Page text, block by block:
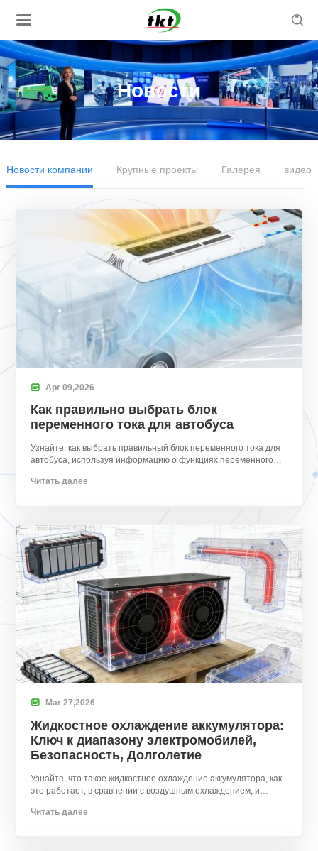

Новости
Новости компании Крупные проекты Галерея видео
 Apr 09,2026
Как правильно выбрать блок
переменного тока для автобуса
Узнайте, как выбрать правильный блок переменного тока для
автобуса, используя информацию о функциях переменного
Читать далее
 Mar 27,2026
Жидкостное охлаждение аккумулятора:
Ключ к диапазону электромобилей,
Безопасность, Долголетие
Узнайте, что такое жидкостное охлаждение аккумулятора, как
это работает, в сравнении с воздушным охлаждением, и
Читать далее